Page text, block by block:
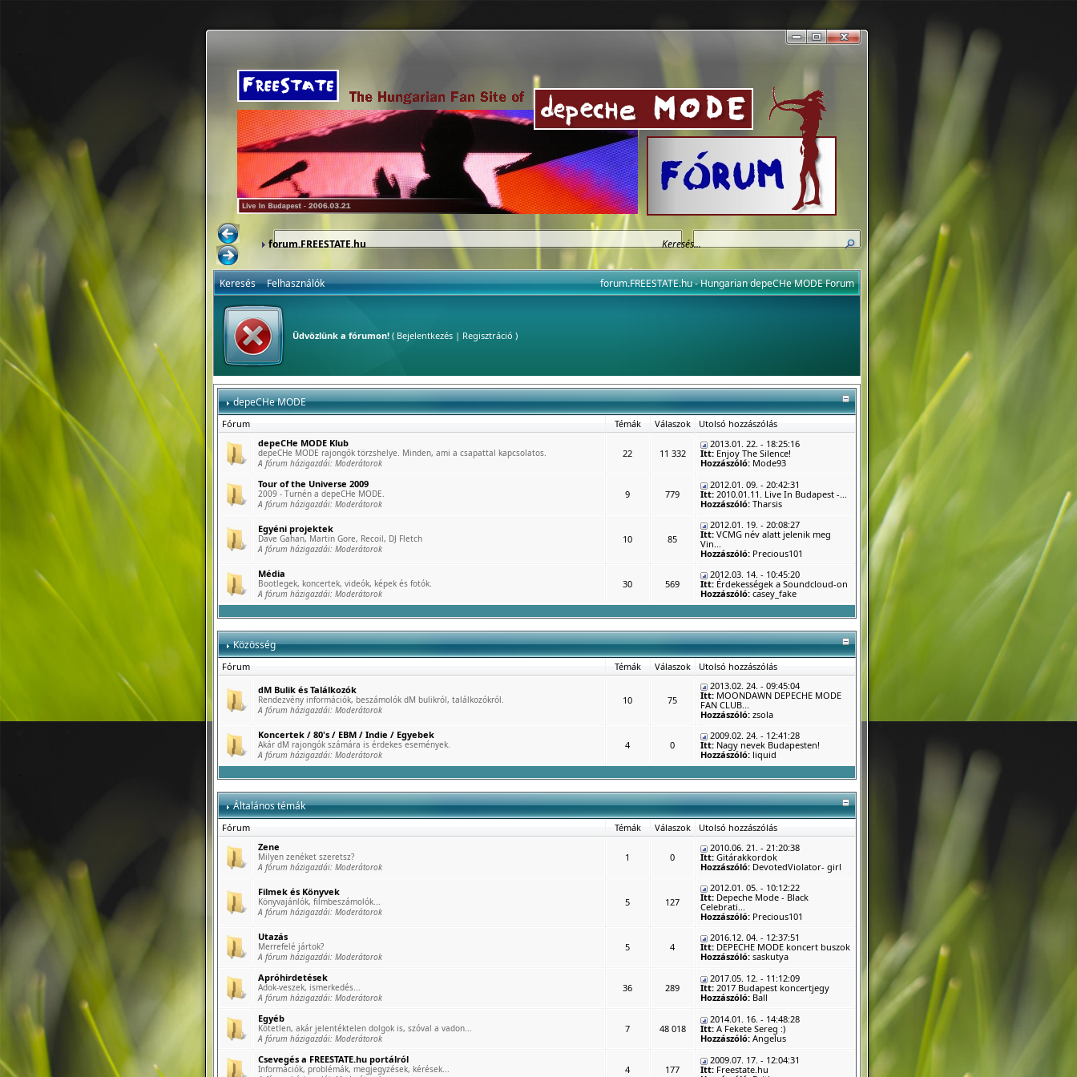
forum.FREESTATE.hu
forum.FREESTATE.hu - Hungarian depeCHe MODE Forum
Keresés Felhasználók
Üdvözlünk a fórumon!( Bejelentkezés| Regisztráció )
depeCHe MODE
Fórum Témák Válaszok
Utolsó hozzászólás
depeCHe MODE Klub
depeCHe MODE rajongók törzshelye. Minden, ami a csapattal kapcsolatos.
A fórum házigazdái: Moderátorok
22 11 332
2013.01. 22. - 18:25:16
Itt: Enjoy The Silence!
Hozzászóló: Mode93
Tour of the Universe 2009
2009 - Turnén a depeCHe MODE.
A fórum házigazdái: Moderátorok
9 779
2012.01. 09. - 20:42:31
Itt: 2010.01.11. Live In Budapest -...
Hozzászóló: Tharsis
Egyéni projektek
Dave Gahan, Martin Gore, Recoil, DJ Fletch
A fórum házigazdái: Moderátorok
10 85
2012.01. 19. - 20:08:27
Itt: VCMG név alatt jelenik meg
Vin...
Hozzászóló: Precious101
Média
Bootlegek, koncertek, videók, képek és fotók.
A fórum házigazdái: Moderátorok
30 569
2012.03. 14. - 10:45:20
Itt: Érdekességek a Soundcloud-on
Hozzászóló: casey_fake
Közösség
Fórum Témák Válaszok
Utolsó hozzászólás
dM Bulik és Találkozók
Rendezvény információk, beszámolók dM bulikról, találkozókról.
A fórum házigazdái: Moderátorok
10 75
2013.02. 24. - 09:45:04
Itt: MOONDAWN DEPECHE MODE
FAN CLUB...
Hozzászóló: zsola
Koncertek / 80's / EBM / Indie / Egyebek
Akár dM rajongók számára is érdekes események.
A fórum házigazdái: Moderátorok
4 0
2009.02. 24. - 12:41:28
Itt: Nagy nevek Budapesten!
Hozzászóló: liquid
Általános témák
Fórum Témák Válaszok
Utolsó hozzászólás
Zene
Milyen zenéket szeretsz?
A fórum házigazdái: Moderátorok
1 0
2010.06. 21. - 21:20:38
Itt: Gitárakkordok
Hozzászóló: DevotedViolator- girl
Filmek és Könyvek
Könyvajánlók, filmbeszámolók...
A fórum házigazdái: Moderátorok
5 127
2012.01. 05. - 10:12:22
Itt: Depeche Mode - Black
Celebrati...
Hozzászóló: Precious101
Utazás
Merrefelé jártok?
A fórum házigazdái: Moderátorok
5 4
2016.12. 04. - 12:37:51
Itt: DEPECHE MODE koncert buszok
Hozzászóló: saskutya
Apróhirdetések
Adok-veszek, ismerkedés...
A fórum házigazdái: Moderátorok
36 289
2017.05. 12. - 11:12:09
Itt: 2017 Budapest koncertjegy
Hozzászóló: Ball
Egyéb
Kötetlen, akár jelentéktelen dolgok is, szóval a vadon...
A fórum házigazdái: Moderátorok
7 48 018
2014.01. 16. - 14:48:28
Itt: A Fekete Sereg :)
Hozzászóló: Angelus
Csevegés a FREESTATE.hu portálról
Információk, problémák, megjegyzések, kérések...
4 177
2009.07. 17. - 12:04:31
Itt: Freestate.hu